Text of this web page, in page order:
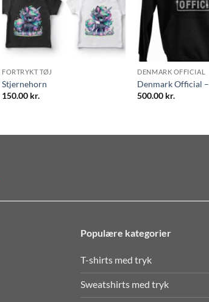
FORTRYKT TØJ
Stjernehorn
150.00 kr.
DENMARK OFFICIAL
Denmark Official
500.00 kr.
Populære kategorier
T-shirts med tryk
Sweatshirts med tryk